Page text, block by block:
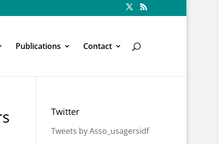
Publications Contact
Twitter
Tweets by Asso_usagersidf